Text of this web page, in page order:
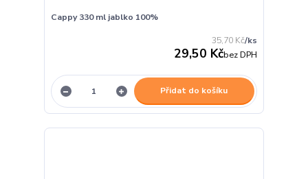
Cappy 330 ml jablko 100%
35,70 Kč/ks
29,50 Kčbez DPH
Přidat do košíku